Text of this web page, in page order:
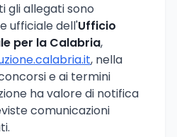
gli allegati sono
ufficiale dell'Ufficio
per la Calabria,
, nella
e ai termini
ha valore di notifica
comunicazioni